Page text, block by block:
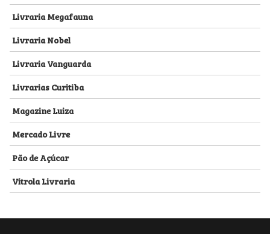
Livraria Megafauna
Livraria Nobel
Livraria Vanguarda
Livrarias Curitiba
Magazine Luiza
Mercado Livre
Pão de Açúcar
Vitrola Livraria